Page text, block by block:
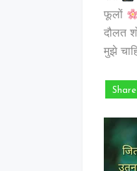
फूलों
दौलत
मुझे